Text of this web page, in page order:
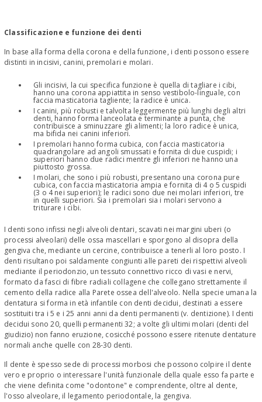
Classificazione e funzione dei denti
In base alla forma della corona e della funzione, i denti possono essere
distinti in incisivi, canini, premolari e molari.
Gli incisivi, la cui specifica funzione è quella di tagliare i cibi,
hanno una corona appiattita in senso vestibolo-linguale, con
faccia masticatoria tagliente; la radice è unica.
I canini, più robusti e talvolta leggermente più lunghi degli altri
denti, hanno forma lanceolata e terminante a punta, che
contribuisce a sminuzzare gli alimenti; la loro radice è unica,
ma bifida nei canini inferiori.
I premolari hanno forma cubica, con faccia masticatoria
quadrangolare ad angoli smussati e fornita di due cuspidi; i
superiori hanno due radici mentre gli inferiori ne hanno una
piuttosto grossa.
I molari, che sono i più robusti, presentano una corona pure
cubica, con faccia masticatoria ampia e fornita di 4 o 5 cuspidi
(3 o 4 nei superiori); le radici sono due nei molari inferiori, tre
in quelli superiori. Sia i premolari sia i molari servono a
triturare i cibi.
I denti sono infissi negli alveoli dentari, scavati nei margini uberi (o
processi alveolari) delle ossa mascellari e sporgono al disopra della
gengiva che, mediante un cercine, contribuisce a tenerli al loro posto. I
denti risultano poi saldamente congiunti alle pareti dei rispettivi alveoli
mediante il periodonzio, un tessuto connettivo ricco di vasi e nervi,
formato da fasci di fibre radiali collagene che collegano strettamente il
cemento della radice alla Parete ossea dell'alveolo. Nella specie umana la
dentatura si forma in età infantile con denti decidui, destinati a essere
sostituiti tra i 5 e i 25 anni anni da denti permanenti (v. dentizione). I denti
decidui sono 20, quelli permanenti 32; a volte gli ultimi molari (denti del
giudizio) non fanno eruzione, cosicché possono essere ritenute dentature
normali anche quelle con 28-30 denti.
Il dente è spesso sede di processi morbosi che possono colpire il dente
vero e proprio o interessare l'unità funzionale della quale esso fa parte e
che viene definita come "odontone" e comprendente, oltre al dente,
l'osso alveolare, il legamento periodontale, la gengiva.